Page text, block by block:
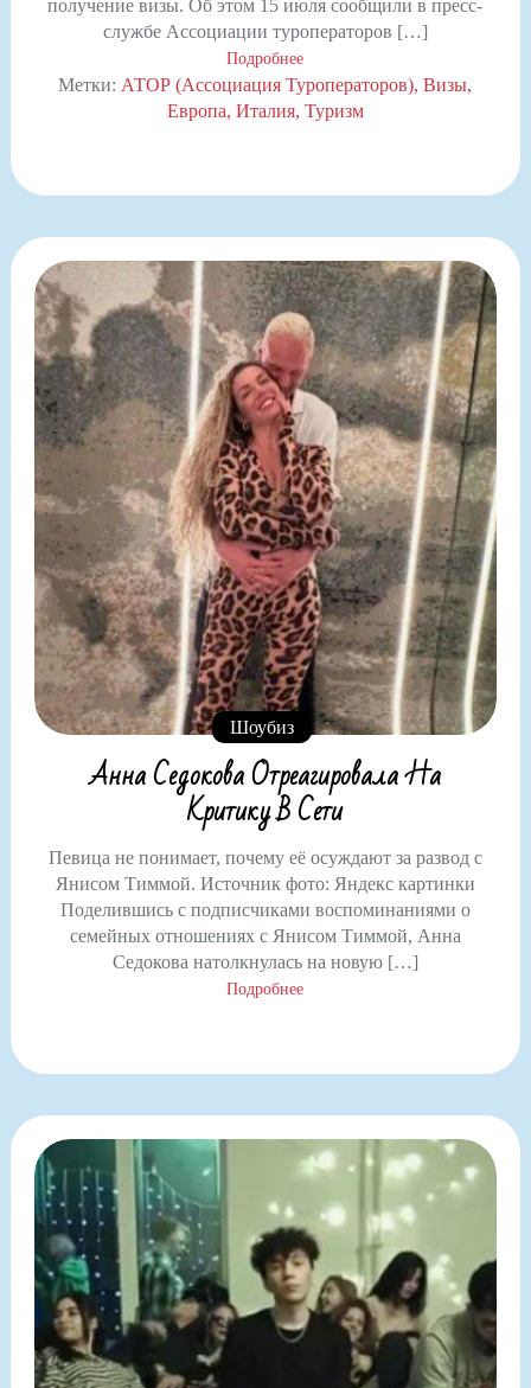
получение визы. Об этом 15 июля сообщили в пресс-
службе Ассоциации туроператоров […]
Подробнее
Метки: АТОР (Ассоциация Туроператоров) Визы
Европа Италия Туризм
Шоубиз
Анна Седокова Отреагировала На
Критику В Сети
Певица не понимает, почему её осуждают за развод с
Янисом Тиммой. Источник фото: Яндекс картинки
Поделившись с подписчиками воспоминаниями о
семейных отношениях с Янисом Тиммой, Анна
Седокова натолкнулась на новую […]
Подробнее